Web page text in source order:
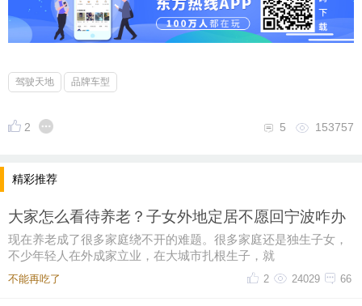
活动时间：9 月 28日 - 10 月 8 日
线下展厅：宁波市鄞州区鄞县大道1127号【左佑进口
🌟 这个双节，别让距离隔阻团圆！
节。现在预约看车，开启你的秋日团圆之旅 —— 让车
驾驶天地 品牌车型
2 153757
5
精彩推荐
大家怎么看待养老？子女外地定居不愿回宁波咋办
现在养老成了很多家庭绕不开的难题。很多家庭还是独生子女，
不少年轻人在外成家立业，在大城市扎根生子，就
不能再吃了 66
24029
2